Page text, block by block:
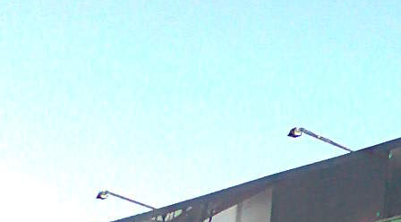
Тургеневское шоссе, 8